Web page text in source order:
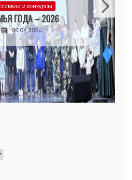
и конкурсы
ГОДА – 2026
06.04.2026